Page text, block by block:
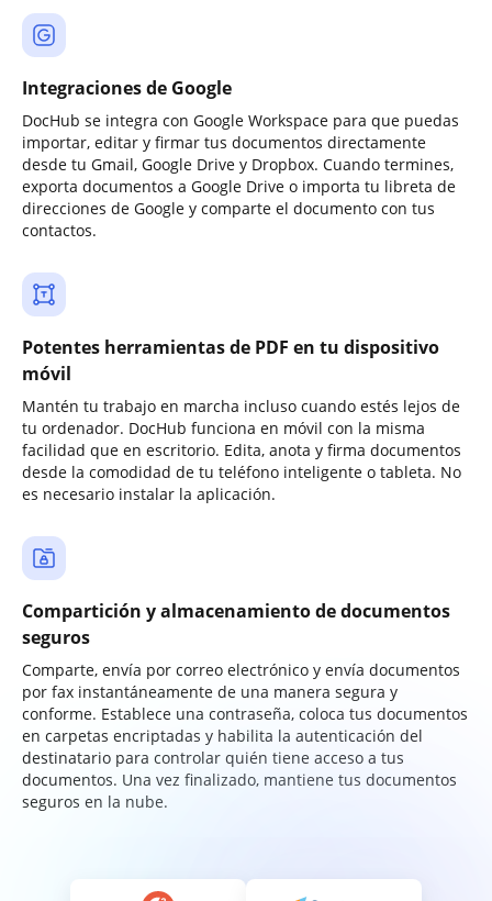
Integraciones de Google
DocHub se integra con Google Workspace para que puedas
importar, editar y firmar tus documentos directamente
desde tu Gmail, Google Drive y Dropbox. Cuando termines,
exporta documentos a Google Drive o importa tu libreta de
direcciones de Google y comparte el documento con tus
contactos.
Potentes herramientas de PDF en tu dispositivo
móvil
Mantén tu trabajo en marcha incluso cuando estés lejos de
tu ordenador. DocHub funciona en móvil con la misma
facilidad que en escritorio. Edita, anota y firma documentos
desde la comodidad de tu teléfono inteligente o tableta. No
es necesario instalar la aplicación.
Compartición y almacenamiento de documentos
seguros
Comparte, envía por correo electrónico y envía documentos
por fax instantáneamente de una manera segura y
conforme. Establece una contraseña, coloca tus documentos
en carpetas encriptadas y habilita la autenticación del
destinatario para controlar quién tiene acceso a tus
documentos. Una vez finalizado, mantiene tus documentos
seguros en la nube.